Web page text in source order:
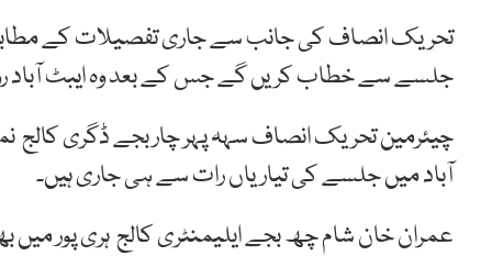
تحریک انصاف کی جانب سے جاری تفصیلات کے مطابق
جلسے سے خطاب کریں گے جس کے بعد وہ ایبٹ آباد
چیئرمین تحریک انصاف سہہ پہر چار بجے ڈگری
آباد میں جلسے کی تیاریاں رات سے ہی جاری ہیں۔
عمران خان شام چھ بجے ایلیمنٹری کالج ہری پور